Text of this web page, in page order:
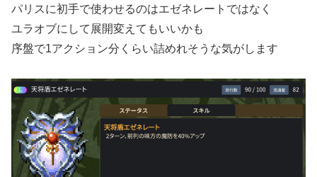
パリスに初手で使わせるのはエゼネレートではなく
ユラオブにして展開変えてもいいかも
序盤で1アクション分くらい詰めれそうな気がします